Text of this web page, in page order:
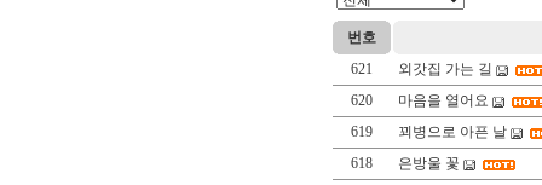
번호
621
외갓집 가는 길
620
마음을 열어요
619
꾀병으로 아픈 날
618
은방울 꽃